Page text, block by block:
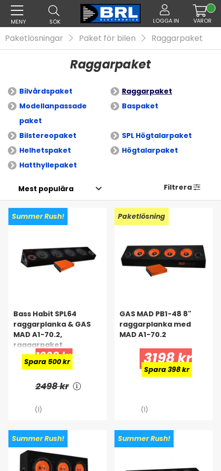
MENY SÖK LOGGA IN VAROR
Paketlösningar Paket för bilen Raggarpaket
Raggarpaket
Bilvårdspaket
Raggarpaket
Modellanpassade
paket
Baspaket
Bilstereopaket
SPL Högtalarpaket
Helhetspaket
Högtalarpaket
Hatthyllepaket
Filtrera
Summer Rush!
Bass Habit SPL64
raggarplanka & GAS
MAD A1-70.2,
raggarpaket
1998 kr
Spara 500 kr
2498 kr
(1)
Paketlösning
GAS MAD PB1-48 8"
raggarplanka med
MAD A1-70.2
3198 kr
Spara 398 kr
(1)
Summer Rush! Summer Rush!